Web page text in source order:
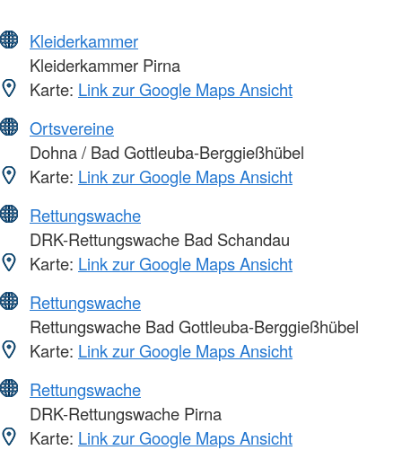
Kleiderkammer
Kleiderkammer Pirna
Karte: Link zur Google Maps Ansicht
Ortsvereine
Dohna / Bad Gottleuba-Berggießhübel
Karte: Link zur Google Maps Ansicht
Rettungswache
DRK-Rettungswache Bad Schandau
Karte: Link zur Google Maps Ansicht
Rettungswache
Rettungswache Bad Gottleuba-Berggießhübel
Karte: Link zur Google Maps Ansicht
Rettungswache
DRK-Rettungswache Pirna
Karte: Link zur Google Maps Ansicht